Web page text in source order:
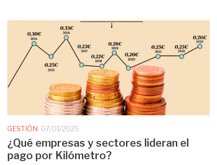
GESTIÓN 07/01/2025
¿Qué empresas y sectores lideran el
pago por Kilómetro?